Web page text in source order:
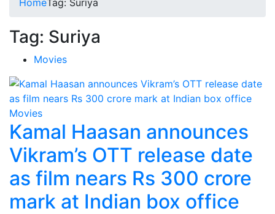
Tag: Suriya
Movies
Movies
Kamal Haasan announces
Vikram’s OTT release date
as film nears Rs 300 crore
mark at Indian box office